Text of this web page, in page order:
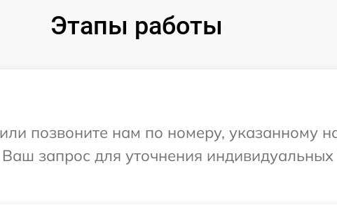
Этапы работы
позвоните нам по номеру, указанному
запрос для уточнения